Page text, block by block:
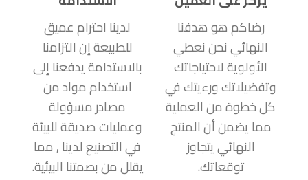
رضاكم هو هدفنا
النهائي نحن نعطي
الأولوية لاحتياجاتك
وتفضيلاتك ورءيتك في
كل خطوة من العملية
مما يضمن أن المنتج
النهائي يتجاوز
توقعاتك.
لدينا احترام عميق
للطبيعة إن التزامنا
بالاستدامة يدفعنا إلى
استخدام مواد من
مصادر مسؤولة
وعمليات صديقة للبيئة
في التصنيع لدينا , مما
يقلل من بصمتنا البيئية.